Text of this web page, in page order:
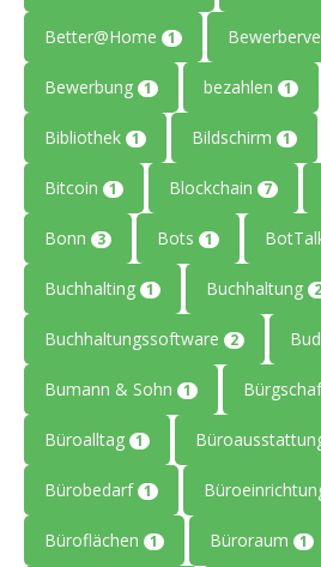
Better@Home 1
Bewerbung 1 bezahlen 1
Bibliothek 1 Bildschirm 1
Bitcoin 1 Blockchain 7
Bonn 3 Bots 1
Buchhalting 1 Buchhaltung 2
Buchhaltungssoftware 2
Bumann & Sohn 1
Büroalltag 1
Bürobedarf 1
Büroflächen 1 Büroraum 1